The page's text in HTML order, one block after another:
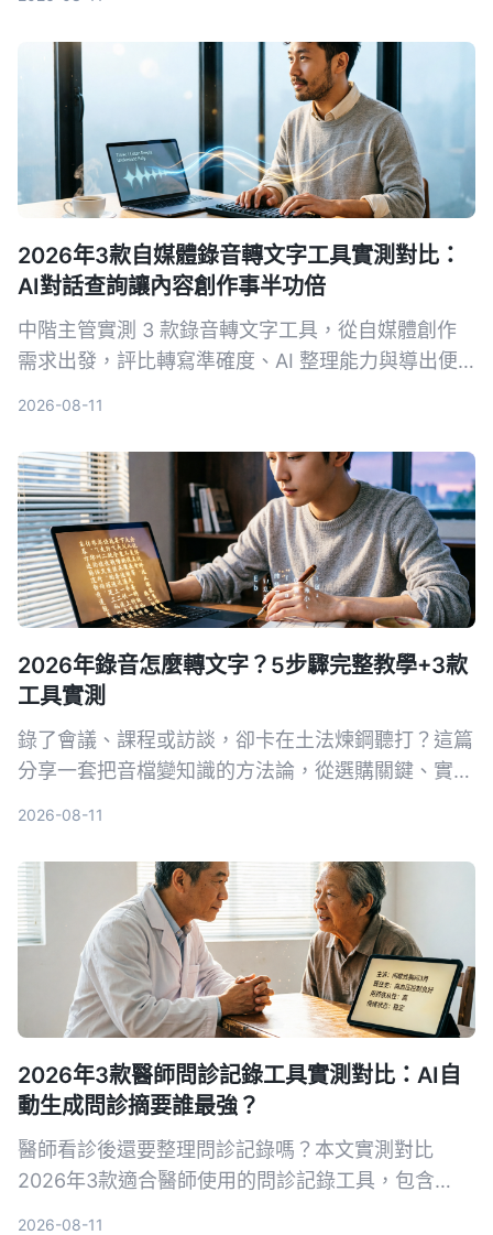
2026年3款自媒體錄音轉文字工具實測對比：
AI對話查詢讓內容創作事半功倍
中階主管實測 3 款錄音轉文字工具，從自媒體創作
需求出發，評比轉寫準確度、AI 整理能力與導出便
2026-08-11
2026年錄音怎麼轉文字？5步驟完整教學+3款
工具實測
錄了會議、課程或訪談，卻卡在土法煉鋼聽打？這篇
分享一套把音檔變知識的方法論，從選購關鍵、實測
2026-08-11
2026年3款醫師問診記錄工具實測對比：AI自
動生成問診摘要誰最強？
醫師看診後還要整理問診記錄嗎？本文實測對比
2026年3款適合醫師使用的問診記錄工具，包含
2026-08-11